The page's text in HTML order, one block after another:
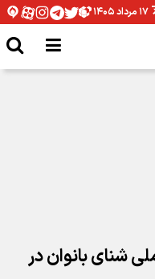
۱۷ مرداد ۱۴۰۵
شنای بانوان در